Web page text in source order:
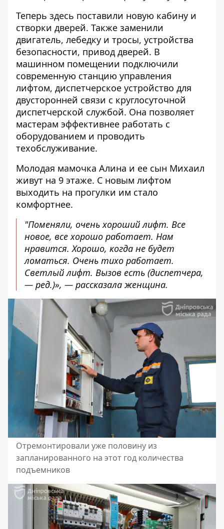
Теперь здесь поставили новую кабину и
створки дверей. Также заменили
двигатель, лебедку и тросы, устройства
безопасности, привод дверей. В
машинном помещении подключили
современную станцию управления
лифтом, диспетчерское устройство для
двусторонней связи с круглосуточной
диспетчерской службой. Она позволяет
мастерам эффективнее работать с
оборудованием и проводить
техобслуживание.
Молодая мамочка Алина и ее сын Михаил
живут на 9 этаже. С новым лифтом
выходить на прогулки им стало
комфортнее.
"Поменяли, очень хороший лифт. Все
новое, все хорошо работает. Нам
нравится. Хорошо, когда не будет
ломаться. Очень тихо работает.
Светлый лифт. Вызов есть (диспетчера,
— ред.)», — рассказала женщина.
Отремонтировали уже половину из
запланированного на этот год количества
подъемников